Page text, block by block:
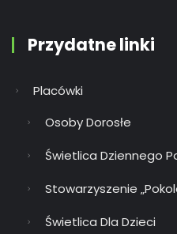
Przydatne linki
Placówki
Osoby Dorosłe
Świetlica Dziennego
Stowarzyszenie
Świetlica Dla Dzieci